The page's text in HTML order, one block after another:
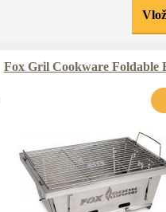
Fox Gril Cookware Foldable